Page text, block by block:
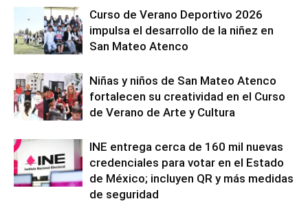
Curso de Verano Deportivo 2026
impulsa el desarrollo de la niñez en
San Mateo Atenco
Niñas y niños de San Mateo Atenco
fortalecen su creatividad en el Curso
de Verano de Arte y Cultura
INE entrega cerca de 160 mil nuevas
credenciales para votar en el Estado
de México; incluyen QR y más medidas
de seguridad